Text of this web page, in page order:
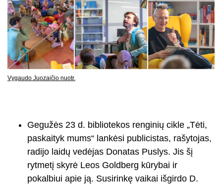
Vygaudo Juozaičio nuotr.
Gegužės 23 d. bibliotekos renginių cikle „Tėti,
paskaityk mums“ lankėsi publicistas, rašytojas,
radijo laidų vedėjas Donatas Puslys. Jis šį
rytmetį skyrė Leos Goldberg kūrybai ir
pokalbiui apie ją. Susirinkę vaikai išgirdo D.